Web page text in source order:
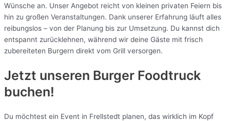
Wünsche an. Unser Angebot reicht von kleinen privaten Feiern bis
hin zu großen Veranstaltungen. Dank unserer Erfahrung läuft alles
reibungslos – von der Planung bis zur Umsetzung. Du kannst dich
entspannt zurücklehnen, während wir deine Gäste mit frisch
zubereiteten Burgern direkt vom Grill versorgen.
Jetzt unseren Burger Foodtruck
buchen!
Du möchtest ein Event in Frellstedt planen, das wirklich im Kopf